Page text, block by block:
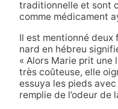
traditionnelle et sont
comme médicament
Il est mentionné deux
nard en hébreu
« Alors Marie prit une
très coûteuse, elle
essuya les pieds
remplie de l’odeur de